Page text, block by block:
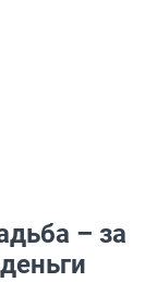
– за